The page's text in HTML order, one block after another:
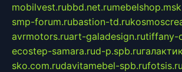
mobilvest.rubbd.net.ru
smp-forum.rubastion-td.ru
avrmotors.ruart-galadesign.rutiffany-
ecostep-samara.rud-p.spb.ru
sko.com.rudavitamebel-spb.rufotsis.ru